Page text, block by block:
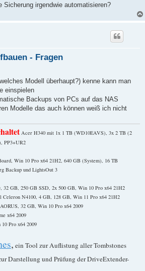
Sicherung irgendwie automatisieren?
- Fragen
Modell überhaupt?) kenne kann man
einspielen
Backups von PCs auf das NAS
Modelle das auch können weiß ich nicht
Acer H340 mit 1x 1 TB (WD10EAVS), 3x 2 TB (2
PP3+UR2
Win 10 Pro x64 21H2, 640 GB (System), 16 TB
Backup und LightsOut 3
GB, 250 GB SSD, 2x 500 GB, Win 10 Pro x64 21H2
N4100, 4 GB, 128 GB, Win 11 Pro x64 21H2
32 GB, Win 10 Pro x64 2009
x64 2009
Pro x64 2009
, ein Tool zur Auflistung aller Tombstones
Darstellung und Prüfung der DriveExtender-